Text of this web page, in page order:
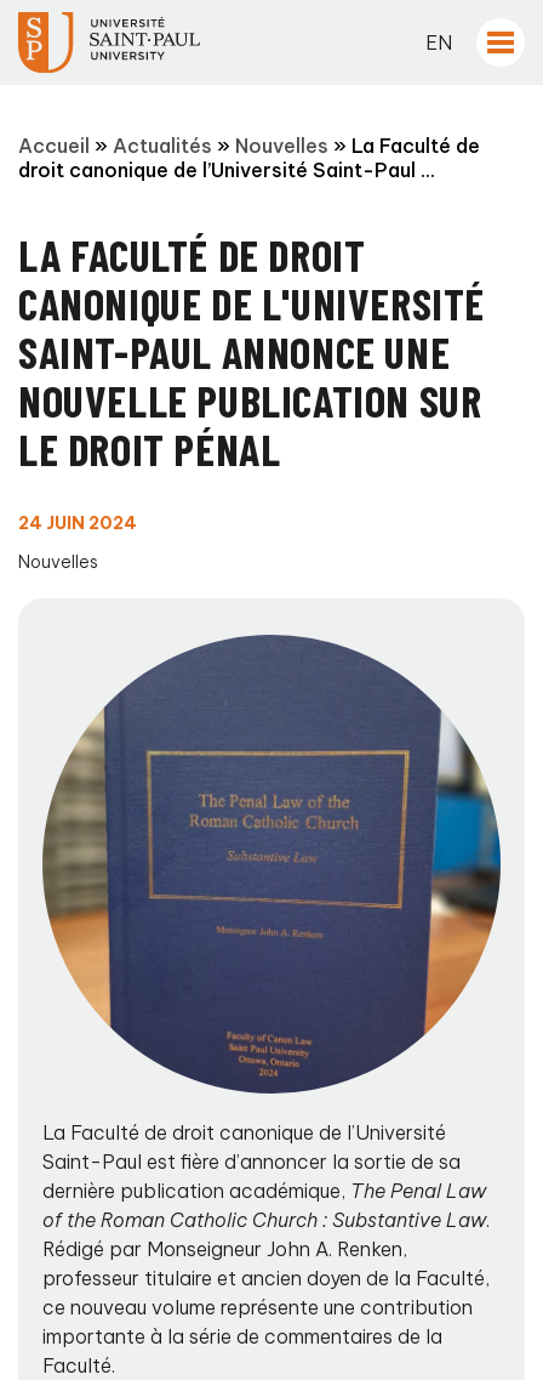
EN
Accueil » Actualités » Nouvelles » La Faculté de
droit canonique de l’Université Saint-Paul ...
LA FACULTÉ DE DROIT
CANONIQUE DE L'UNIVERSITÉ
SAINT-PAUL ANNONCE UNE
NOUVELLE PUBLICATION SUR
LE DROIT PÉNAL
24 JUIN 2024
Nouvelles
La Faculté de droit canonique de l’Université
Saint-Paul est fière d’annoncer la sortie de sa
dernière publication académique, The Penal Law
of the Roman Catholic Church : Substantive Law.
Rédigé par Monseigneur John A. Renken,
professeur titulaire et ancien doyen de la Faculté,
ce nouveau volume représente une contribution
importante à la série de commentaires de la
Faculté.